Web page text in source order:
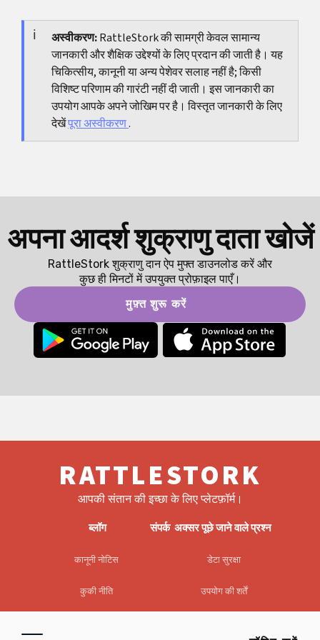
इंतजार किया जाता है। अगर आपको संदेह हो या स्थिति अधिक
जटिल रही हो, तो आपकी देखभाल कर रही क्लिनिक या डॉक्टर की
व्यक्तिगत सलाह को प्राथमिकता दी जानी चाहिए।
अस्वीकरण:RattleStork की सामग्री केवल सामान्य
जानकारी और शैक्षिक उद्देश्यों के लिए प्रदान की जाती है। यह
चिकित्सीय, कानूनी या अन्य पेशेवर सलाह नहीं है; किसी
विशिष्ट परिणाम की गारंटी नहीं दी जाती। इस जानकारी का
उपयोग आपके अपने जोखिम पर है। विस्तृत जानकारी के लिए
देखेंपूरा अस्वीकरण.
अपना आदर्श शुक्राणु दाता खोजें
RattleStork शुक्राणु दान ऐप मुफ्त डाउनलोड करें और
कुछ ही मिनटों में उपयुक्त प्रोफ़ाइल पाएँ।
मुफ़्त शुरू करें
RATTLESTORK
आपकी संतान की इच्छा के लिए प्लेटफ़ॉर्म।
ब्लॉग संपर्क अक्सर पूछे जाने वाले प्रश्न
कानूनी नोटिस डेटा सुरक्षा
कुकी नीति उपयोग की शर्तें